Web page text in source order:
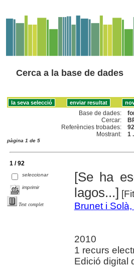
Cerca a la base de dades
Base de dades:
Cercar:
Referències trobades:
92
Mostrant:
1
pàgina 1 de 5
1 / 92
seleccionar
imprimir
Text complet
[Se ha
lagos...]
Brunet i Solà,
2010
1 recurs
Edició digital